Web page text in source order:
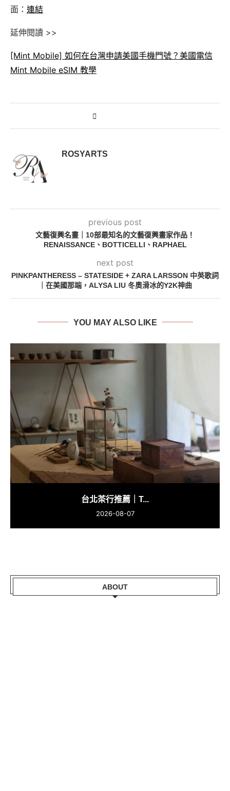
面： 連結
延伸閱讀 >>
[Mint Mobile] 如何在台灣申請美國手機門號？美國電信
Mint Mobile eSIM 教學
ROSYARTS
previous post
文藝復興名畫｜10部最知名的文藝復興畫家作品！
RENAISSANCE、BOTTICELLI、RAPHAEL
next post
PINKPANTHERESS – STATESIDE + ZARA LARSSON 中英歌詞
｜在美國那端，ALYSA LIU 冬奧滑冰的Y2K神曲
YOU MAY ALSO LIKE
台北茶行推薦｜T...
2026-08-07
ABOUT